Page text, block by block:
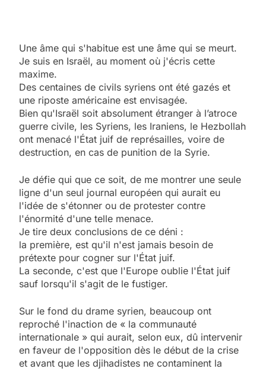
Une âme qui s'habitue est une âme qui se meurt.
Je suis en Israël, au moment où j'écris cette
maxime.
Des centaines de civils syriens ont été gazés et
une riposte américaine est envisagée.
Bien qu'Israël soit absolument étranger à l’atroce
guerre civile, les Syriens, les Iraniens, le Hezbollah
ont menacé l'État juif de représailles, voire de
destruction, en cas de punition de la Syrie.
Je défie qui que ce soit, de me montrer une seule
ligne d'un seul journal européen qui aurait eu
l'idée de s'étonner ou de protester contre
l'énormité d'une telle menace.
Je tire deux conclusions de ce déni :
la première, est qu'il n'est jamais besoin de
prétexte pour cogner sur l'État juif.
La seconde, c'est que l'Europe oublie l'État juif
sauf lorsqu'il s'agit de le fustiger.
Sur le fond du drame syrien, beaucoup ont
reproché l'inaction de « la communauté
internationale » qui aurait, selon eux, dû intervenir
en faveur de l'opposition dès le début de la crise
et avant que les djihadistes ne contaminent la